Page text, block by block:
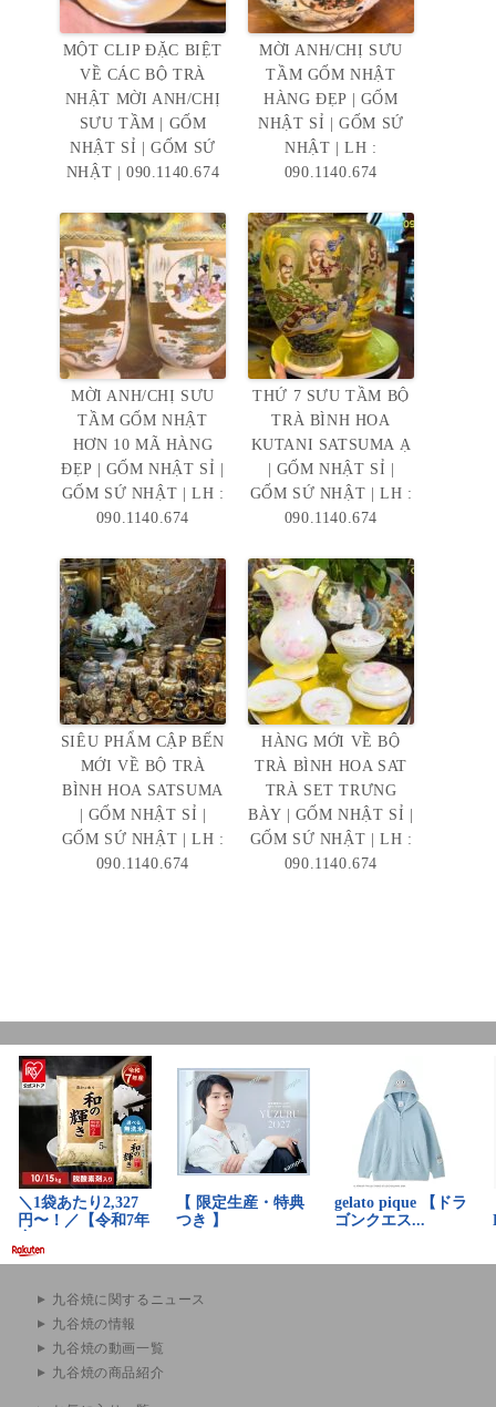
MỘT CLIP ĐẶC BIỆT
VỀ CÁC BỘ TRÀ
NHẬT MỜI ANH/CHỊ
SƯU TẦM | GỐM
NHẬT SỈ | GỐM SỨ
NHẬT | 090.1140.674
MỜI ANH/CHỊ SƯU
TẦM GỐM NHẬT
HÀNG ĐẸP | GỐM
NHẬT SỈ | GỐM SỨ
NHẬT | LH :
090.1140.674
MỜI ANH/CHỊ SƯU
TẦM GỐM NHẬT
HƠN 10 MÃ HÀNG
ĐẸP | GỐM NHẬT SỈ |
GỐM SỨ NHẬT | LH :
090.1140.674
THỨ 7 SƯU TẦM BỘ
TRÀ BÌNH HOA
KUTANI SATSUMA Ạ
| GỐM NHẬT SỈ |
GỐM SỨ NHẬT | LH :
090.1140.674
SIÊU PHẨM CẬP BẾN
MỚI VỀ BỘ TRÀ
BÌNH HOA SATSUMA
| GỐM NHẬT SỈ |
GỐM SỨ NHẬT | LH :
090.1140.674
HÀNG MỚI VỀ BỘ
TRÀ BÌNH HOA SAT
TRÀ SET TRƯNG
BÀY | GỐM NHẬT SỈ |
GỐM SỨ NHẬT | LH :
090.1140.674
九谷焼に関するニュース
九谷焼の情報
九谷焼の動画一覧
九谷焼の商品紹介